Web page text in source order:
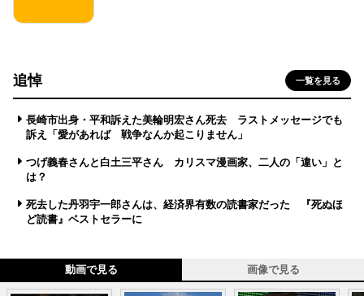
追悼 一覧を見る
長崎市出身・平和訴えた美輪明宏さん死去 ラストメッセージでも
訴え「愛があれば 戦争なんか起こりません」
つげ義春さんと白土三平さん カリスマ漫画家、二人の「違い」と
は？
死去した丹羽宇一郎さんは、経済界有数の読書家だった 『死ぬほ
ど読書』ベストセラーに
動画で見る 画像で見る